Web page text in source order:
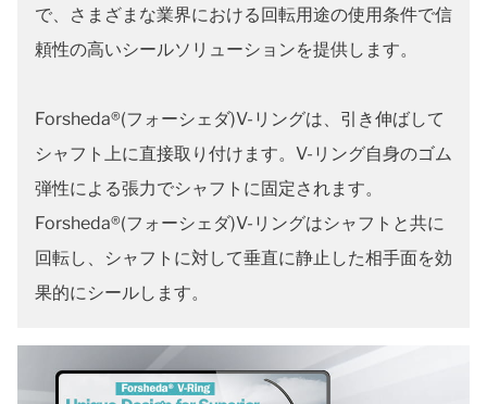
で、さまざまな業界における回転用途の使用条件で信
頼性の高いシールソリューションを提供します。
Forsheda®(フォーシェダ)V-リングは、引き伸ばして
シャフト上に直接取り付けます。V-リング自身のゴム
弾性による張力でシャフトに固定されます。
Forsheda®(フォーシェダ)V-リングはシャフトと共に
回転し、シャフトに対して垂直に静止した相手面を効
果的にシールします。